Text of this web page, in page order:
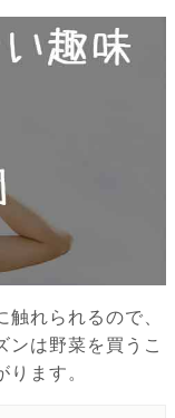
れられるので、
ンは野菜を買うこ
ます。